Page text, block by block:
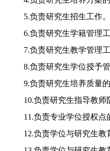
5.负责研究生招生工作。
6.负责研究生学籍管理工
7.负责研究生教学管理工
8.负责研究生学位授予管
9.负责研究生培养质量
10.负责研究生指导教师
11.负责专业学位授权点
12.负责学位与研究生教